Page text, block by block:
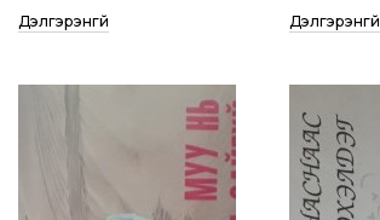
Дэлгэрэнгүй Дэлгэрэнгүй